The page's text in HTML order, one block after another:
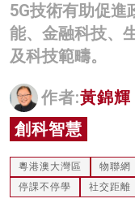
商業
科技
影片
名家榜
灼見活動
關於我們
5G技術有助促進
能、金融科技、
及科技範疇。
作者:黃錦輝
創科智慧
粵港澳大灣區 物聯網
停課不停學
社交距離